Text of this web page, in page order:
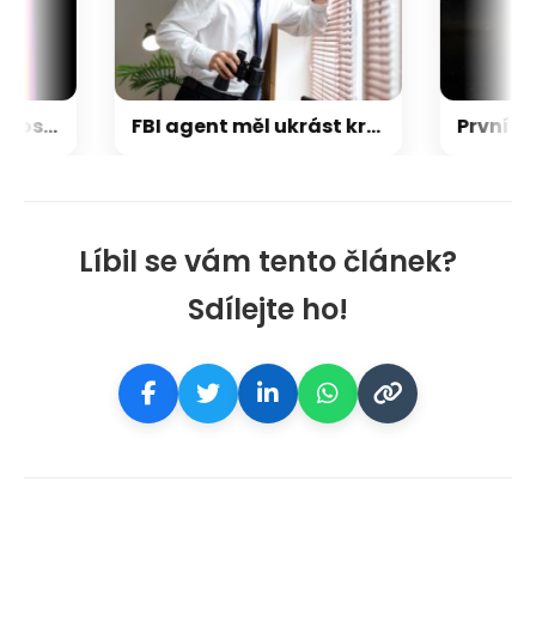
Líbil se vám tento článek?
Sdílejte ho!
Napětí kolem GTA 6 roste. Srpen může přinést třetí trailer i první gameplay FBI agent měl ukrást kryptoměny za milion dolarů. Usvědčil ho ChatGPT